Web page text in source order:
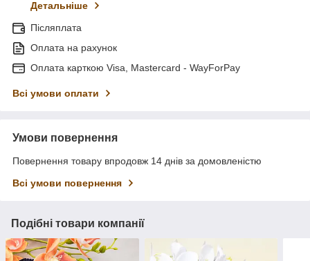
Детальніше
Післяплата
Оплата на рахунок
Оплата карткою Visa, Mastercard - WayForPay
Всі умови оплати
Умови повернення
Повернення товару впродовж 14 днів за домовленістю
Всі умови повернення
Подібні товари компанії